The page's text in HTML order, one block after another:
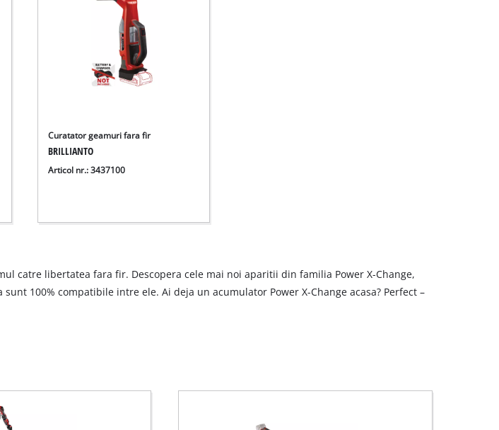
Curatator geamuri fara fir
BRILLIANTO
Articol nr.: 3437100
catre libertatea fara fir. Descopera cele mai noi aparitii din familia Power X-Change,
100% compatibile intre ele. Ai deja un acumulator Power X-Change acasa? Perfect –